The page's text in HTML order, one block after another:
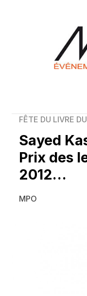
FÊTE DU LIVRE
Sayed
Prix des
2012…
MPO